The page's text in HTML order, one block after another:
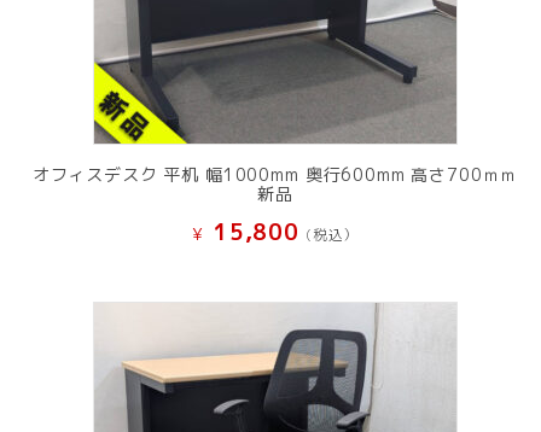
オフィスデスク 平机 幅1000mm 奥行600mm 高さ700ｍｍ
新品
¥ 15,800 (税込）